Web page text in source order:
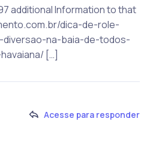
additional Information to that
dica-de-role-
na-baia-de-todos-
[…]
Acesse para responder